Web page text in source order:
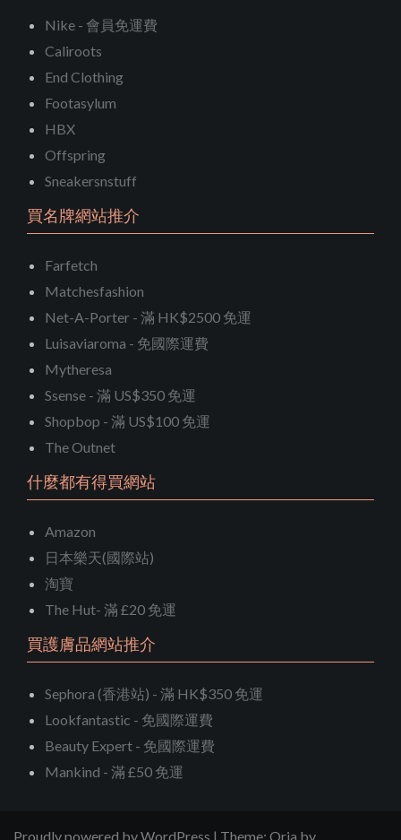
Nike - 會員免運費
Caliroots
End Clothing
Footasylum
HBX
Offspring
Sneakersnstuff
買名牌網站推介
Farfetch
Matchesfashion
Net-A-Porter - 滿 HK$2500 免運
Luisaviaroma - 免國際運費
Mytheresa
Ssense - 滿 US$350 免運
Shopbop - 滿 US$100 免運
The Outnet
什麼都有得買網站
Amazon
日本樂天(國際站)
淘寶
The Hut- 滿 £20 免運
買護膚品網站推介
Sephora (香港站) - 滿 HK$350 免運
Lookfantastic - 免國際運費
Beauty Expert - 免國際運費
Mankind - 滿 £50 免運
Proudly powered by WordPress | Theme: Oria by